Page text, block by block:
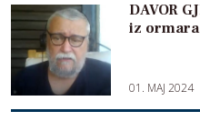
DAVOR
iz
01. MAJ 2024